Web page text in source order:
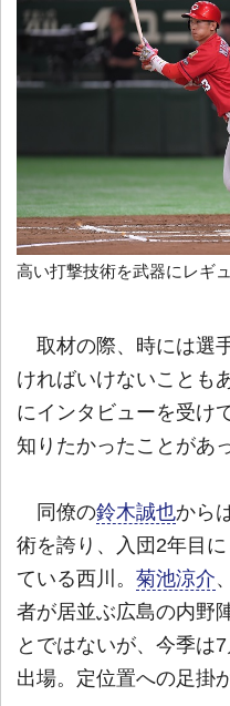
高い打撃技術を武器にレギ
取材の際、時には選
ければいけないことも
にインタビューを受け
知りたかったことがあ
同僚の鈴木誠也から
術を誇り、入団2年目
ている西川。 菊池涼介、
者が居並ぶ広島の内野
とではないが、今季は
出場。定位置への足掛